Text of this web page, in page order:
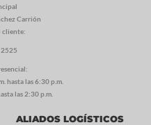
Carrión
cliente:
hasta las 6:30 p.m.
las 2:30 p.m.
ALIADOS LOGÍSTICOS